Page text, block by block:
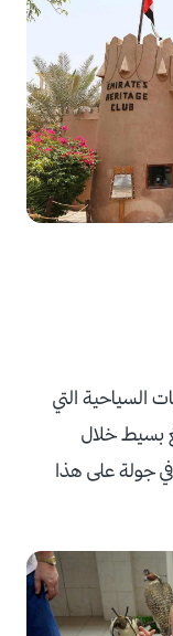
السياحية التي
بسيط خلال
جولة على هذا